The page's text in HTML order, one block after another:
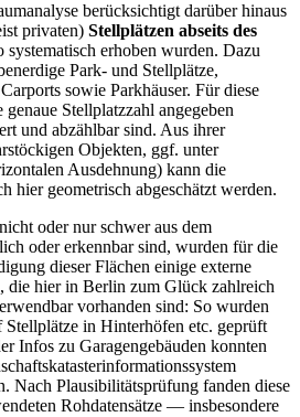
berücksichtigt darüber hinaus
privaten) Stellplätzen abseits des
systematisch erhoben wurden. Dazu
Park- und Stellplätze,
sowie Parkhäuser. Für diese
Stellplatzzahl angegeben
und abzählbar sind. Aus ihrer
Objekten, ggf. unter
Ausdehnung) kann die
hier geometrisch abgeschätzt werden.
oder nur schwer aus dem
oder erkennbar sind, wurden für die
dieser Flächen einige externe
die hier in Berlin zum Glück zahlreich
vorhanden sind: So wurden
in Hinterhöfen etc. geprüft
Infos zu Garagengebäuden konnten
Nach Plausibilitätsprüfung fanden diese
Rohdatensätze — insbesondere